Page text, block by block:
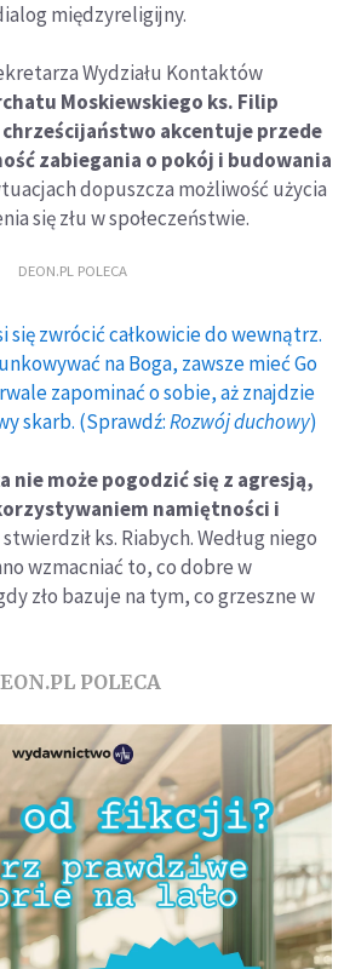
międzyreligijny.
Wydziału Kontaktów
Moskiewskiego ks. Filip
chrześcijaństwo akcentuje przede
zabiegania o pokój i budowania
dopuszcza możliwość użycia
się złu w społeczeństwie.
DEON.PL POLECA
się zwrócić całkowicie do wewnątrz.
na Boga, zawsze mieć Go
zapominać o sobie, aż znajdzie
skarb. (Sprawdź:Rozwój duchowy)
nie może pogodzić się z agresją,
namiętności i
stwierdził ks. Riabych. Według niego
wzmacniać to, co dobre w
zło bazuje na tym, co grzeszne w
POLECA